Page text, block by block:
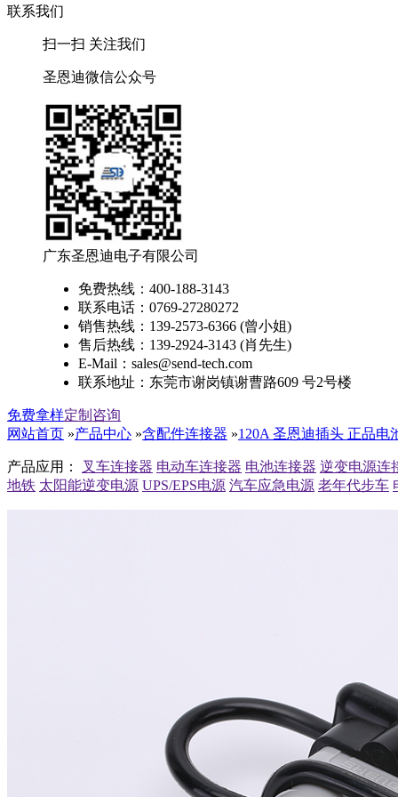
联系我们
扫一扫 关注我们
圣恩迪微信公众号
广东圣恩迪电子有限公司
免费热线：400-188-3143
联系电话：0769-27280272
销售热线：139-2573-6366 (曾小姐)
售后热线：139-2924-3143 (肖先生)
E-Mail：sales@send-tech.com
联系地址：东莞市谢岗镇谢曹路609 号2号楼
免费拿样定制咨询
网站首页 »产品中心 »含配件连接器 »120A 圣恩迪插头 正品
产品应用： 叉车连接器 电动车连接器 电池连接器 逆变电源连
地铁 太阳能逆变电源 UPS/EPS电源 汽车应急电源 老年代步车